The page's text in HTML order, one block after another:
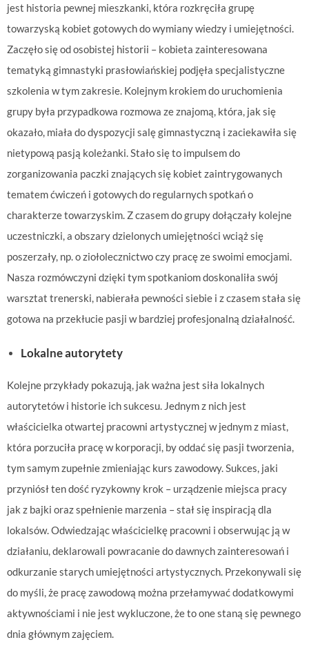
jest historia pewnej mieszkanki, która rozkręciła grupę
towarzyską kobiet gotowych do wymiany wiedzy i umiejętności.
Zaczęło się od osobistej historii – kobieta zainteresowana
tematyką gimnastyki prasłowiańskiej podjęła specjalistyczne
szkolenia w tym zakresie. Kolejnym krokiem do uruchomienia
grupy była przypadkowa rozmowa ze znajomą, która, jak się
okazało, miała do dyspozycji salę gimnastyczną i zaciekawiła się
nietypową pasją koleżanki. Stało się to impulsem do
zorganizowania paczki znających się kobiet zaintrygowanych
tematem ćwiczeń i gotowych do regularnych spotkań o
charakterze towarzyskim. Z czasem do grupy dołączały kolejne
uczestniczki, a obszary dzielonych umiejętności wciąż się
poszerzały, np. o ziołolecznictwo czy pracę ze swoimi emocjami.
Nasza rozmówczyni dzięki tym spotkaniom doskonaliła swój
warsztat trenerski, nabierała pewności siebie i z czasem stała się
gotowa na przekłucie pasji w bardziej profesjonalną działalność.
Lokalne autorytety
Kolejne przykłady pokazują, jak ważna jest siła lokalnych
autorytetów i historie ich sukcesu. Jednym z nich jest
właścicielka otwartej pracowni artystycznej w jednym z miast,
która porzuciła pracę w korporacji, by oddać się pasji tworzenia,
tym samym zupełnie zmieniając kurs zawodowy. Sukces, jaki
przyniósł ten dość ryzykowny krok – urządzenie miejsca pracy
jak z bajki oraz spełnienie marzenia – stał się inspiracją dla
lokalsów. Odwiedzając właścicielkę pracowni i obserwując ją w
działaniu, deklarowali powracanie do dawnych zainteresowań i
odkurzanie starych umiejętności artystycznych. Przekonywali się
do myśli, że pracę zawodową można przełamywać dodatkowymi
aktywnościami i nie jest wykluczone, że to one staną się pewnego
dnia głównym zajęciem.